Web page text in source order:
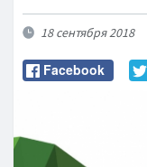
18 сентября 2018
Facebook